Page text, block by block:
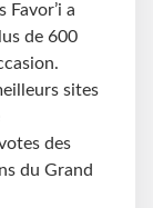
Favor’i a
de 600
sites
des
du Grand